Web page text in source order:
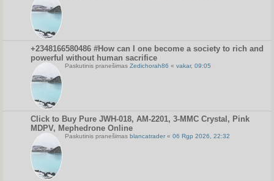
+2348166580486 #How can I one become a society to rich and
powerful without human sacrifice
Paskutinis pranešimas Zedichorah86 « vakar, 09:05
Click to Buy Pure JWH-018, AM-2201, 3-MMC Crystal, Pink
MDPV, Mephedrone Online
Paskutinis pranešimas blancatrader « 06 Rgp 2026, 22:32